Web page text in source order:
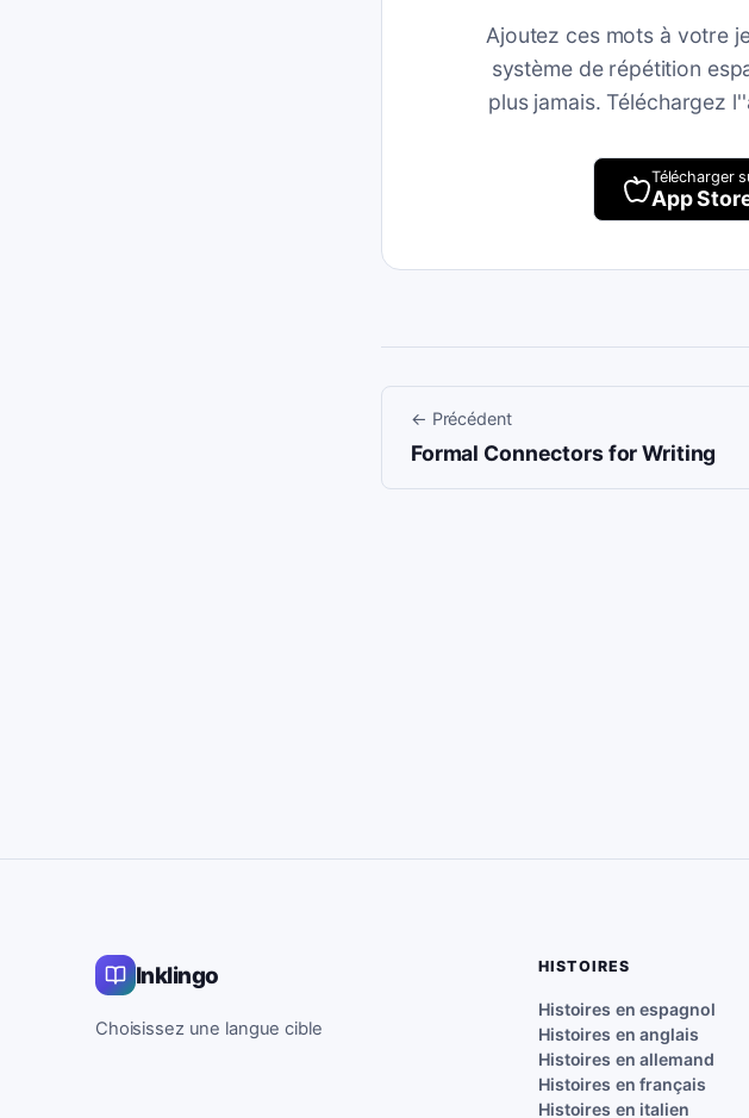
Ajoutez ces mots à votre
système de répétition
plus jamais. Téléchargez
Télécharger
App
← Précédent
Formal Connectors for Writing
Inklingo
Choisissez une langue cible
HISTOIRES
Histoires en espagnol
Histoires en anglais
Histoires en allemand
Histoires en français
Histoires en italien